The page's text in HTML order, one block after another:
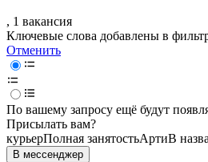
, 1 вакансия
Ключевые слова добавлены в
Отменить
По вашему запросу ещё будут
Присылать вам?
курьерПолная занятостьАртиВ
В мессенджер